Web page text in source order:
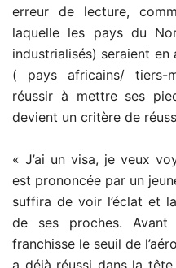
erreur de lecture,
laquelle les pays du
industrialisés) seraient
( pays africains/ tiers-
réussir à mettre ses
devient un critère de
« J’ai un visa, je veux
est prononcée par un
suffira de voir l’éclat et
de ses proches.
franchisse le seuil de